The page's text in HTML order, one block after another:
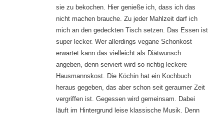
sie zu bekochen. Hier genieße ich, dass ich das
nicht machen brauche. Zu jeder Mahlzeit darf ich
mich an den gedeckten Tisch setzen. Das Essen ist
super lecker. Wer allerdings vegane Schonkost
erwartet kann das vielleicht als Diätwunsch
angeben, denn serviert wird so richtig leckere
Hausmannskost. Die Köchin hat ein Kochbuch
heraus gegeben, das aber schon seit geraumer Zeit
vergriffen ist. Gegessen wird gemeinsam. Dabei
läuft im Hintergrund leise klassische Musik. Denn